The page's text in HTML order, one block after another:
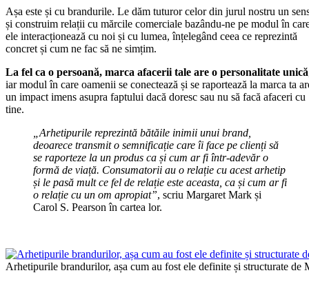
Așa este și cu brandurile. Le dăm tuturor celor din jurul nostru un
și construim relații cu mărcile comerciale bazându-ne pe modul în
ele interacționează cu noi și cu lumea, înțelegând ceea ce reprezintă
concret și cum ne fac să ne simțim.
La fel ca o persoană, marca afacerii tale are o personalitate unică
iar modul în care oamenii se conectează și se raportează la marca ta
un impact imens asupra faptului dacă doresc sau nu să facă afaceri cu
tine.
„Arhetipurile reprezintă bătăile inimii unui brand,
deoarece transmit o semnificație care îi face pe clienți să
se raporteze la un produs ca și cum ar fi într-adevăr o
formă de viață. Consumatorii au o relație cu acest arhetip
și le pasă mult ce fel de relație este aceasta, ca și cum ar fi
o relație cu un om apropiat”, scriu Margaret Mark și
Carol S. Pearson în cartea lor.
Arhetipurile brandurilor, așa cum au fost ele definite și structurate de